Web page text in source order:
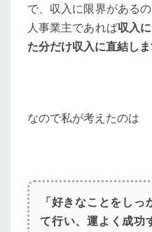
で、収入に限界がある
人事業主であれば収入
た分だけ収入に直結しま
なので私が考えたのは
「好きなことをし
て行い、運よく成功